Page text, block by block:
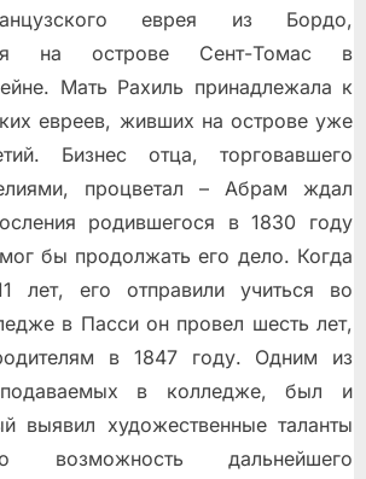
еврея из Бордо,
на острове Сент-Томас в
Мать Рахиль принадлежала к
евреев, живших на острове уже
Бизнес отца, торговавшего
процветал – Абрам ждал
родившегося в 1830 году
бы продолжать его дело. Когда
лет, его отправили учиться во
в Пасси он провел шесть лет,
в 1847 году. Одним из
в колледже, был и
выявил художественные таланты
возможность дальнейшего